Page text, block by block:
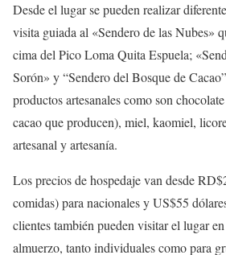
Desde el lugar se pueden realizar
visita guiada al «Sendero de las Nubes»
cima del Pico Loma Quita Espuela;
Sorón» y “Sendero del Bosque de
productos artesanales como son
cacao que producen), miel, kaomiel,
artesanal y artesanía.
Los precios de hospedaje van desde
comidas) para nacionales y US$55
clientes también pueden visitar el lugar
almuerzo, tanto individuales como para